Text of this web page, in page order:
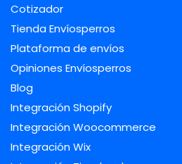
Cotizador
Tienda Envíosperros
Plataforma de envíos
Opiniones Envíosperros
Blog
Integración Shopify
Integración Woocommerce
Integración Wix